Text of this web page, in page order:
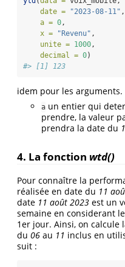
date =
"2023-08-11" ,
a = 0,
x =
"Revenu" ,
unite = 1000,
decimal = 0)
#> [1] 123
idem pour les arguments.
a un entier qui
prendre, la valeur
prendra la date du
4. La fonction wtd()
Pour connaître la
réalisée en date du 11
date 11 août 2023 est un
semaine en considerant
1er jour. Ainsi, on calcule
du 06 au 11 inclus en
suit :